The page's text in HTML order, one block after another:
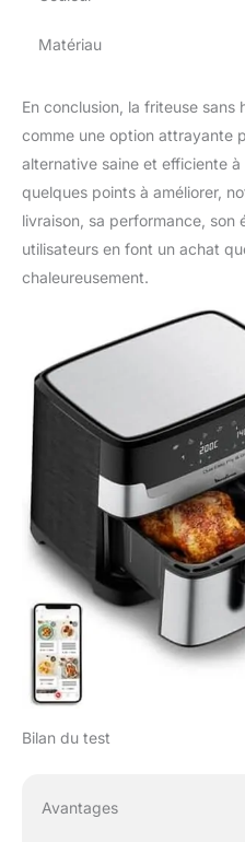
Matériau
En conclusion, la friteuse sans
comme une option attrayante
alternative saine et efficiente
quelques points à améliorer,
livraison, sa performance,
utilisateurs en font un achat
chaleureusement.
Bilan du test
Avantages